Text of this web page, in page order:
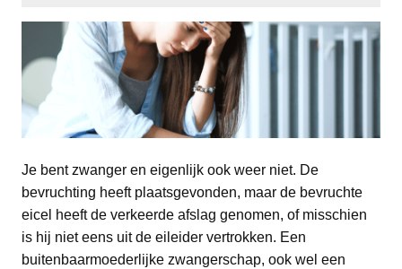
Je bent zwanger en eigenlijk ook weer niet. De
bevruchting heeft plaatsgevonden, maar de bevruchte
eicel heeft de verkeerde afslag genomen, of misschien
is hij niet eens uit de eileider vertrokken. Een
buitenbaarmoederlijke zwangerschap, ook wel een